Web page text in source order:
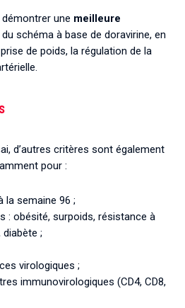
démontrer une meilleure
du schéma à base de doravirine, en
de poids, la régulation de la
d’autres critères sont également
pour :
la semaine 96 ;
: obésité, surpoids, résistance à
diabète ;
virologiques ;
immunovirologiques (CD4, CD8,